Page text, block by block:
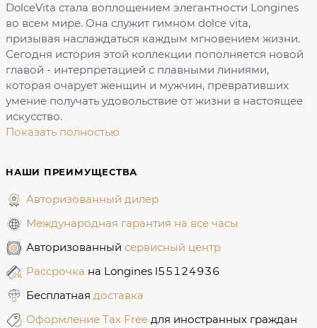
DolceVita стала воплощением элегантности Longines
во всем мире. Она служит гимном dolce vita,
призывая наслаждаться каждым мгновением жизни.
Сегодня история этой коллекции пополняется новой
главой - интерпретацией с плавными линиями,
которая очарует женщин и мужчин, превративших
умение получать удовольствие от жизни в настоящее
искусство.
Показать полностью
НАШИ ПРЕИМУЩЕСТВА
Авторизованный дилер
Международная гарантия на все часы
Авторизованный сервисный центр
Рассрочка на Longines l55124936
Бесплатная доставка
Оформление Tax Free для иностранных граждан